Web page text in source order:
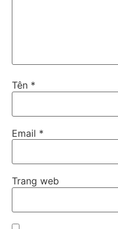
Tên *
Email *
Trang web